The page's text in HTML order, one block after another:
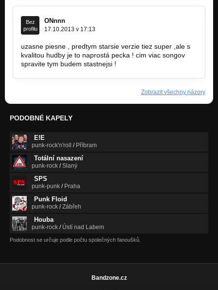
Bez
profilu
ONnnn
17.10.2013 v 17:13
uzasne piesne , predtym starsie verzie tiez super ,ale s
kvalitou hudby je to naprostá pecka ! cim viac songov
spravite tym budem stastnejsi !
Zobrazit všechny názory
PODOBNÉ KAPELY
E!E
punk-rock'n'roll / Příbram
Totální nasazení
punk-rock /Slaný
SPS
punk-punk / Praha
Punk Floid
punk-rock /Zábřeh
Houba
punk-rock / Ústí nad Labem
Podobnost se určuje podle počtu společných fanoušků.
Bandzone.cz